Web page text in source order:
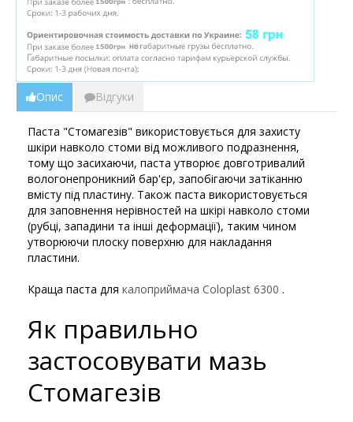
Опис Відгуки
Паста "Стомагезів" використовується для захисту
шкіри навколо стоми від можливого подразнення,
тому що засихаючи, паста утворює довготривалий
вологонепроникний бар'єр, запобігаючи затіканню
вмісту під пластину. Також паста використовується
для заповнення нерівностей на шкірі навколо стоми
(рубці, западини та інші деформації), таким чином
утворюючи плоску поверхню для накладання
пластини.
Краща паста для калоприймача Coloplast 6300 .
Як правильно
застосовувати мазь
Стомагезів